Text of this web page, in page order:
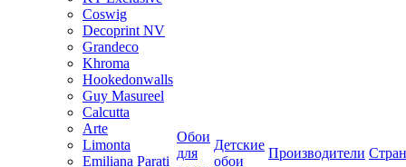
Coswig
Decoprint NV
Grandeco
Khroma
Hookedonwalls
Guy Masureel
Calcutta
Arte
Limonta
Emiliana Parati
Обои
для
Детские
обои
Производители